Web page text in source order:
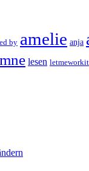
by amelie anja
lesen letmeworkit